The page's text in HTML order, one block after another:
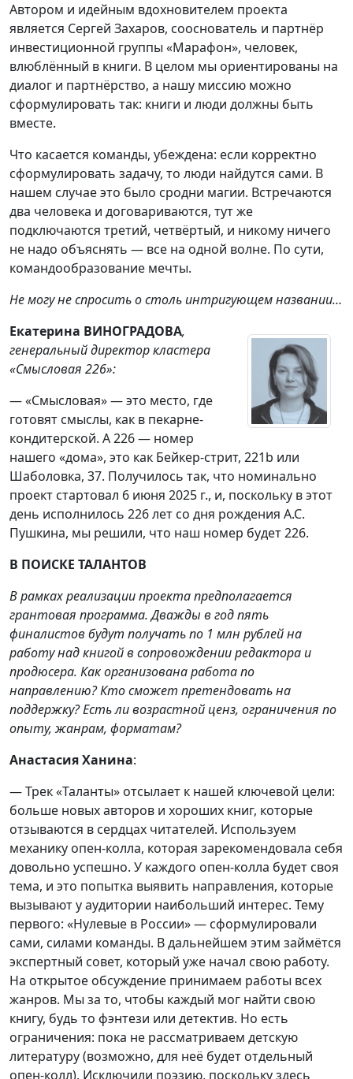
Автором и идейным вдохновителем проекта
является Сергей Захаров, сооснователь и партнёр
инвестиционной группы «Марафон», человек,
влюблённый в книги. В целом мы ориентированы на
диалог и партнёрство, а нашу миссию можно
сформулировать так: книги и люди должны быть
вместе.
Что касается команды, убеждена: если корректно
сформулировать задачу, то люди найдутся сами. В
нашем случае это было сродни магии. Встречаются
два человека и договариваются, тут же
подключаются третий, четвёртый, и никому ничего
не надо объяснять — все на одной волне. По сути,
командообразование мечты.
Не могу не спросить о столь интригующем названии…
Екатерина ВИНОГРАДОВА,
генеральный директор кластера
«Смысловая 226»:
— «Смысловая» — это место, где
готовят смыслы, как в пекарне-
кондитерской. А 226 — номер
нашего «дома», это как Бейкер-стрит, 221b или
Шаболовка, 37. Получилось так, что номинально
проект стартовал 6 июня 2025 г., и, поскольку в этот
день исполнилось 226 лет со дня рождения А.С.
Пушкина, мы решили, что наш номер будет 226.
В ПОИСКЕ ТАЛАНТОВ
В рамках реализации проекта предполагается
грантовая программа. Дважды в год пять
финалистов будут получать по 1 млн рублей на
работу над книгой в сопровождении редактора и
продюсера. Как организована работа по
направлению? Кто сможет претендовать на
поддержку? Есть ли возрастной ценз, ограничения по
опыту, жанрам, форматам?
Анастасия Ханина:
— Трек «Таланты» отсылает к нашей ключевой цели:
больше новых авторов и хороших книг, которые
отзываются в сердцах читателей. Используем
механику опен-колла, которая зарекомендовала себя
довольно успешно. У каждого опен-колла будет своя
тема, и это попытка выявить направления, которые
вызывают у аудитории наибольший интерес. Тему
первого: «Нулевые в России» — сформулировали
сами, силами команды. В дальнейшем этим займётся
экспертный совет, который уже начал свою работу.
На открытое обсуждение принимаем работы всех
жанров. Мы за то, чтобы каждый мог найти свою
книгу, будь то фэнтези или детектив. Но есть
ограничения: пока не рассматриваем детскую
литературу (возможно, для неё будет отдельный
опен-колл). Исключили поэзию, поскольку здесь